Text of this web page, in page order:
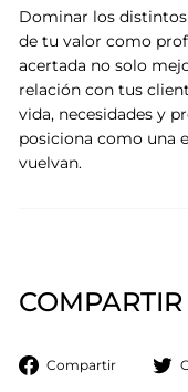
Dominar los
de tu valor como
acertada no solo
relación con tus
vida, necesidades y
posiciona como una
vuelvan.
Compartir